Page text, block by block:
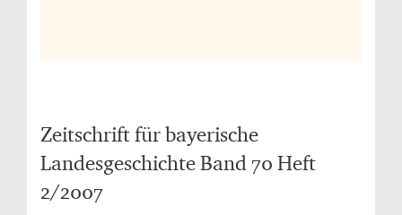
Zeitschrift für bayerische
Landesgeschichte Band 70 Heft
2/2007